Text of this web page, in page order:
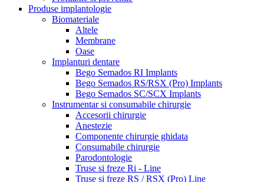
Produse implantologie
Biomateriale
Altele
Membrane
Oase
Implanturi dentare
Bego Semados RI Implants
Bego Semados RS/RSX (Pro) Implants
Bego Semados SC/SCX Implants
Instrumentar si consumabile chirurgie
Accesorii chirurgie
Anestezie
Componente chirurgie ghidata
Consumabile chirurgie
Parodontologie
Truse si freze Ri - Line
Truse si freze RS / RSX (Pro) Line